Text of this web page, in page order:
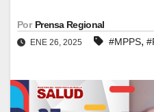
Por Prensa Regional
ENE 26, 2025 #MPPS,